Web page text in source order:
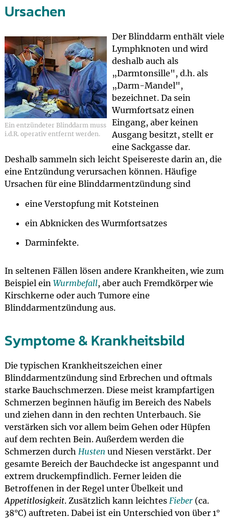
Ursachen
Ein entzündeter Blinddarm muss
i.d.R. operativ entfernt werden.
Der Blinddarm enthält viele
Lymphknoten und wird
deshalb auch als
„Darmtonsille", d.h. als
„Darm-Mandel",
bezeichnet. Da sein
Wurmfortsatz einen
Eingang, aber keinen
Ausgang besitzt, stellt er
eine Sackgasse dar.
Deshalb sammeln sich leicht Speisereste darin an, die
eine Entzündung verursachen können. Häufige
Ursachen für eine Blinddarmentzündung sind
eine Verstopfung mit Kotsteinen
ein Abknicken des Wurmfortsatzes
Darminfekte.
In seltenen Fällen lösen andere Krankheiten, wie zum
Beispiel ein Wurmbefall, aber auch Fremdkörper wie
Kirschkerne oder auch Tumore eine
Blinddarmentzündung aus.
Symptome & Krankheitsbild
Die typischen Krankheitszeichen einer
Blinddarmentzündung sind Erbrechen und oftmals
starke Bauchschmerzen. Diese meist krampfartigen
Schmerzen beginnen häufig im Bereich des Nabels
und ziehen dann in den rechten Unterbauch. Sie
verstärken sich vor allem beim Gehen oder Hüpfen
auf dem rechten Bein. Außerdem werden die
Schmerzen durch Husten und Niesen verstärkt. Der
gesamte Bereich der Bauchdecke ist angespannt und
extrem druckempfindlich. Ferner leiden die
Betroffenen in der Regel unter Übelkeit und
Appetitlosigkeit. Zusätzlich kann leichtes Fieber(ca.
38°C) auftreten. Dabei ist ein Unterschied von über 1°